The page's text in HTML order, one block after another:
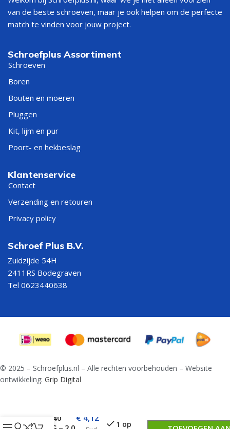
van de beste schroeven, maar je ook helpen om de perfecte
match te vinden voor jouw project.
Schroefplus Assortiment
Schroeven
Boren
Bouten en moeren
Pluggen
Kit, lijm en pur
Poort- en hekbeslag
Klantenservice
Contact
Verzending en retouren
Privacy policy
Schroef Plus B.V.
Zuidzijde 54H
2411RS Bodegraven
Tel 0623440638
© 2025 – Schroefplus.nl – Alle rechten voorbehouden – Website
ontwikkeling: Grip Digital
DIN 340
€ 4,12
1 op